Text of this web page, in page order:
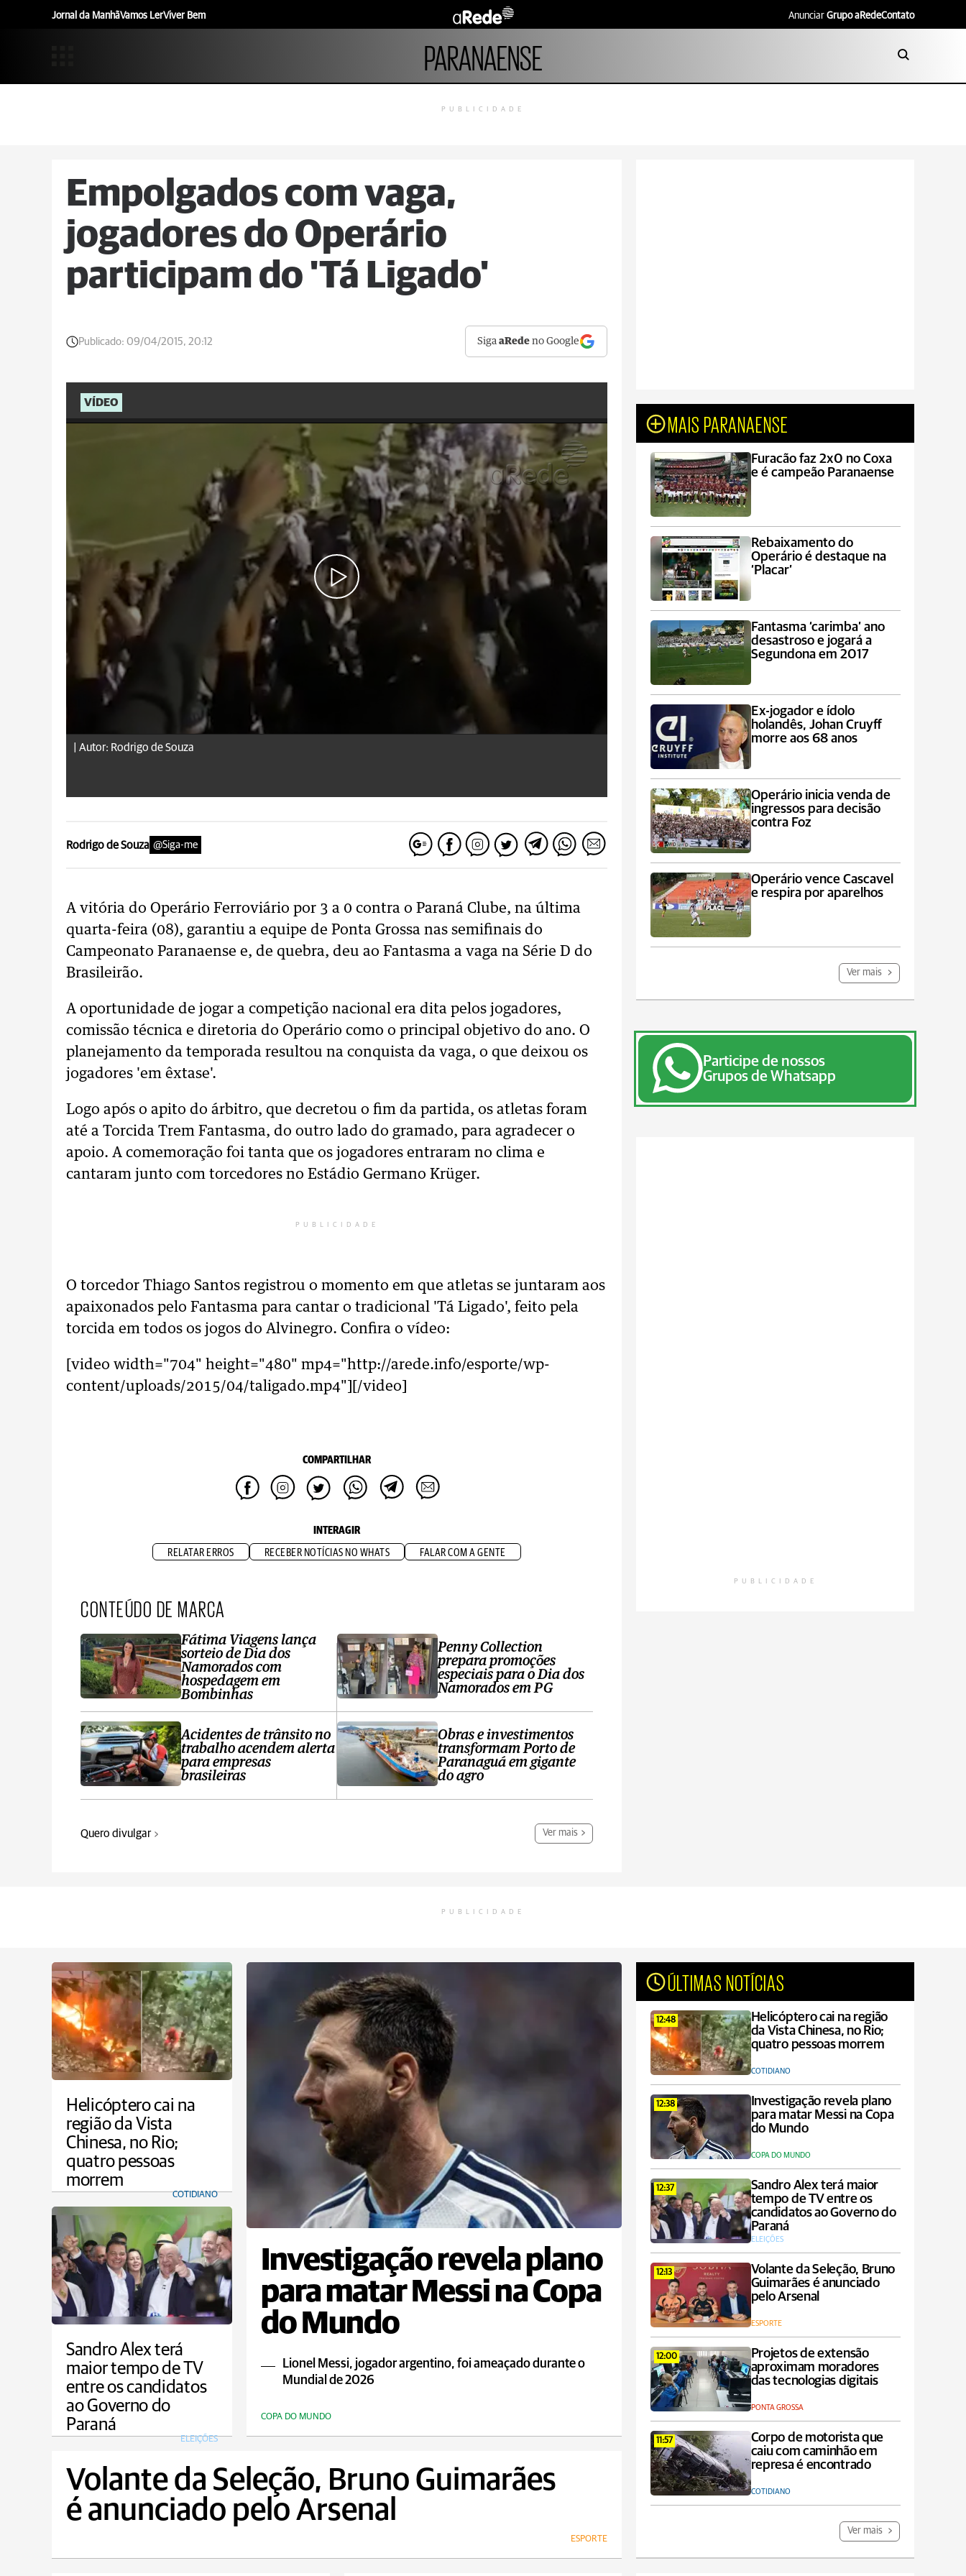
Jornal da ManhãVamos LerViver Bem Anunciar Grupo aRedeContato
PARANAENSE
PUBLICIDADE
Empolgados com vaga,
jogadores do Operário
participam do 'Tá Ligado'
Publicado: 09/04/2015, 20:12 SigaaRede no Google
VÍDEO
Autor: Rodrigo de Souza
Rodrigo de Souza @Siga-me
A vitória do Operário Ferroviário por 3 a 0 contra o Paraná Clube, na última
quarta-feira (08), garantiu a equipe de Ponta Grossa nas semifinais do
Campeonato Paranaense e, de quebra, deu ao Fantasma a vaga na Série D do
Brasileirão.
A oportunidade de jogar a competição nacional era dita pelos jogadores,
comissão técnica e diretoria do Operário como o principal objetivo do ano. O
planejamento da temporada resultou na conquista da vaga, o que deixou os
jogadores 'em êxtase'.
Logo após o apito do árbitro, que decretou o fim da partida, os atletas foram
até a Torcida Trem Fantasma, do outro lado do gramado, para agradecer o
apoio. A comemoração foi tanta que os jogadores entraram no clima e
cantaram junto com torcedores no Estádio Germano Krüger.
PUBLICIDADE
O torcedor Thiago Santos registrou o momento em que atletas se juntaram aos
apaixonados pelo Fantasma para cantar o tradicional 'Tá Ligado', feito pela
torcida em todos os jogos do Alvinegro. Confira o vídeo:
[video width="704" height="480" mp4="http://arede.info/esporte/wp-
content/uploads/2015/04/taligado.mp4"][/video]
COMPARTILHAR
INTERAGIR
RELATAR ERROS RECEBER NOTÍCIAS NO WHATS FALAR COM A GENTE
CONTEÚDO DE MARCA
Fátima Viagens lança
sorteio de Dia dos
Namorados com
hospedagem em
Bombinhas
Acidentes de trânsito no
trabalho acendem alerta
para empresas
brasileiras
Penny Collection
prepara promoções
especiais para o Dia dos
Namorados em PG
Obras e investimentos
transformam Porto de
Paranaguá em gigante
do agro
Quero divulgar Ver mais
MAIS PARANAENSE
Furacão faz 2x0 no Coxa
e é campeão Paranaense
Rebaixamento do
Operário é destaque na
‘Placar’
Fantasma ‘carimba’ ano
desastroso e jogará a
Segundona em 2017
Ex-jogador e ídolo
holandês, Johan Cruyff
morre aos 68 anos
Operário inicia venda de
ingressos para decisão
contra Foz
Operário vence Cascavel
e respira por aparelhos
Ver mais
Participe de nossos
Grupos de Whatsapp
PUBLICIDADE
PUBLICIDADE
Helicóptero cai na
região da Vista
Chinesa, no Rio;
quatro pessoas
morrem
COTIDIANO
Investigação revela plano
para matar Messi na Copa
do Mundo
Lionel Messi, jogador argentino, foi ameaçado durante o
Mundial de 2026
COPA DO MUNDO
ÚLTIMAS NOTÍCIAS
12:48
Helicóptero cai na região
da Vista Chinesa, no Rio;
quatro pessoas morrem
COTIDIANO
12:38
Investigação revela plano
para matar Messi na Copa
do Mundo
COPA DO MUNDO
12:37
Sandro Alex terá maior
tempo de TV entre os
candidatos ao Governo do
Paraná
ELEIÇÕES
12:13
Volante da Seleção, Bruno
Guimarães é anunciado
pelo Arsenal
ESPORTE
12:00
Projetos de extensão
aproximam moradores
das tecnologias digitais
PONTA GROSSA
11:57
Corpo de motorista que
caiu com caminhão em
represa é encontrado
COTIDIANO
Ver mais
Sandro Alex terá
maior tempo de TV
entre os candidatos
ao Governo do
Paraná
ELEIÇÕES
Volante da Seleção, Bruno Guimarães
é anunciado pelo Arsenal
ESPORTE